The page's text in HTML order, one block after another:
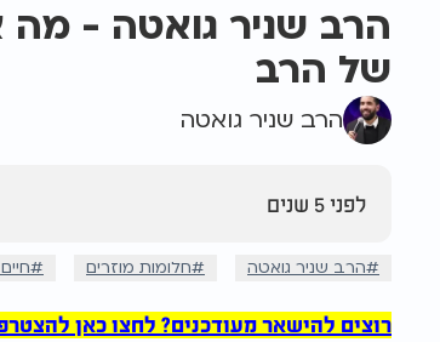
הרב שניר גואטה - מה
של הרב
הרב שניר גואטה
לפני 5 שנים
הרב שניר גואטה חלומות מוזרים
רוצים להישאר מעודכנים? לחצו כאן להצטרפות